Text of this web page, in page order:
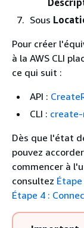
Sous
Pour créer
à la AWS CLI
ce qui suit :
API :
CLI :
Dès que l'état
pouvez
commencer à
consultez
Étape 4 :